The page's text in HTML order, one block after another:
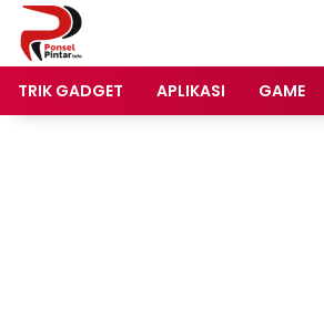
Langsung
konten
TRIK GADGET
APLIKASI GAME